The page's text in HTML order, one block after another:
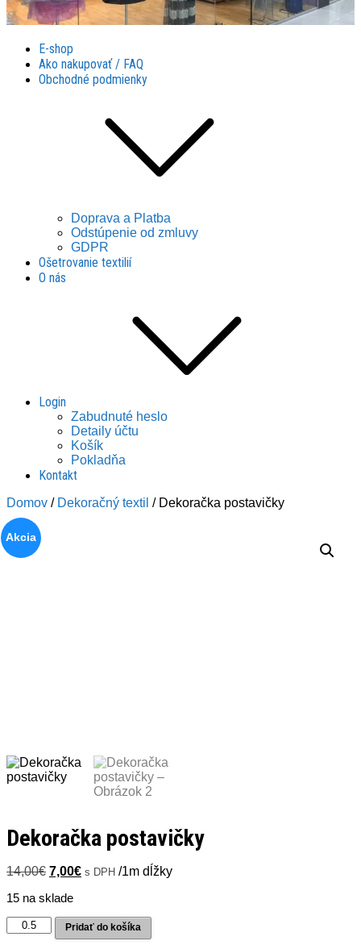
Látky Husár
Látky Husár
E-shop
Ako nakupovať / FAQ
Obchodné podmienky
Doprava a Platba
Odstúpenie od zmluvy
GDPR
Ošetrovanie textilií
O nás
Login
Zabudnuté heslo
Detaily účtu
Košík
Pokladňa
Kontakt
Domov / Dekoračný textil / Dekoračka postavičky
Akcia
Dekoračka postavičky
14,00€ Pôvodná
bola:
14,00€.
7,00€Aktuálna
7,00€.
s DPH /1m dĺžky
15 na sklade
množstvo
Dekoračka
Pridať do košíka